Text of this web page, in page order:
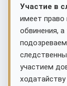
Участие в
имеет право
обвинения,
участием